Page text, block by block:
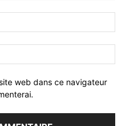
web dans ce navigateur